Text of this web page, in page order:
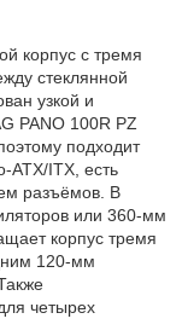
корпус с тремя
стеклянной
узкой и
PANO 100R PZ
подходит
ATX/ITX, есть
разъёмов. В
или 360-мм
корпус тремя
120-мм
четырех